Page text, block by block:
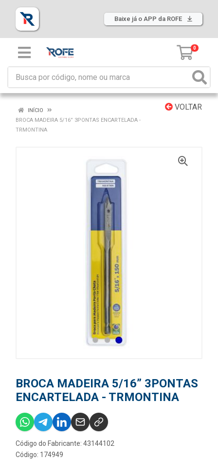
Baixe já o APP da ROFE
0
VOLTAR
INÍCIO
BROCA MADEIRA 5/16” 3PONTAS ENCARTELADA -
TRMONTINA
BROCA MADEIRA 5/16” 3PONTAS
ENCARTELADA - TRMONTINA
Código do Fabricante: 43144102
Código: 174949